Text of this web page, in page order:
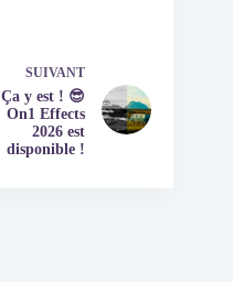
SUIVANT
Ça y est ! 😎
On1 Effects
2026 est
disponible !